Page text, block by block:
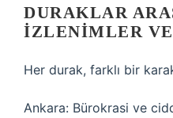
DURAKLAR
İZLENIMLER
Her durak, farklı bir
Ankara: Bürokrasi ve